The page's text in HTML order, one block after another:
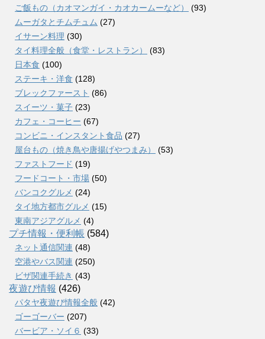
ご飯もの（カオマンガイ・カオカームーなど）
(93)
ムーガタとチムチュム (27)
イサーン料理 (30)
タイ料理全般（食堂・レストラン）
(83)
日本食 (100)
ステーキ・洋食 (128)
ブレックファースト (86)
スイーツ・菓子 (23)
カフェ・コーヒー (67)
コンビニ・インスタント食品 (27)
屋台もの（焼き鳥や唐揚げやつまみ）
(53)
ファストフード (19)
フードコート・市場 (50)
バンコクグルメ (24)
タイ地方都市グルメ (15)
東南アジアグルメ (4)
プチ情報・便利帳 (584)
ネット通信関連 (48)
空港やバス関連 (250)
ビザ関連手続き (43)
夜遊び情報 (426)
パタヤ夜遊び情報全般 (42)
ゴーゴーバー (207)
バービア・ソイ６ (33)